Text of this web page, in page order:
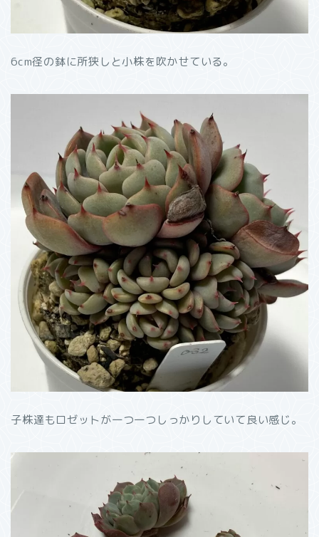
6cm径の鉢に所狭しと小株を吹かせている。
子株達もロゼットが一つ一つしっかりしていて良い感じ。